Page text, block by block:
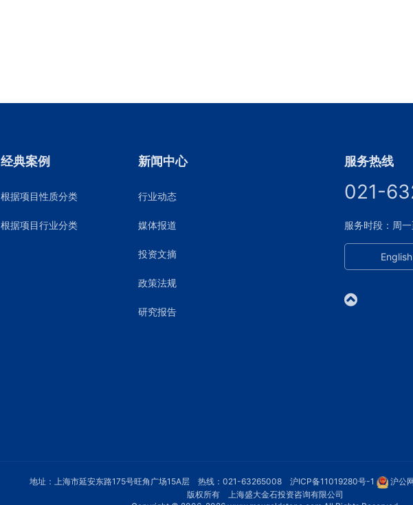
经典案例
根据项目性质分类
根据项目行业分类
新闻中心
行业动态
媒体报道
投资文摘
政策法规
研究报告
服务热线
021-
服务时段：周
地址：上海市延安东路175号旺角广场15A层 热线：021-63265008 沪ICP备11019280号-1
沪公
版权所有 上海盛大金石投资咨询有限公司